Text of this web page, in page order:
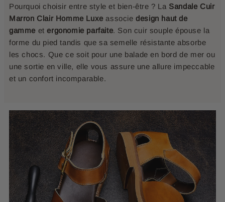
Pourquoi choisir entre style et bien-être ? La Sandale Cuir
Marron Clair Homme Luxeassociedesign haut de
gamme etergonomie parfaite. Son cuir souple épouse la
forme du pied tandis que sa semelle résistante absorbe
les chocs. Que ce soit pour une balade en bord de mer ou
une sortie en ville, elle vous assure une allure impeccable
et un confort incomparable.